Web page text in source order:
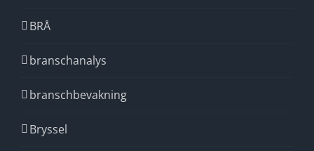
BRÅ
branschanalys
branschbevakning
Bryssel